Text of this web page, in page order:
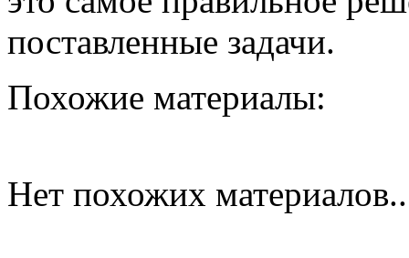
поставленные задачи.
Похожие материалы:
Нет похожих